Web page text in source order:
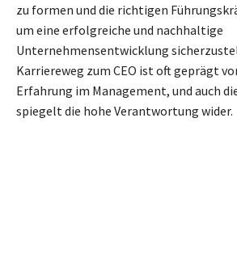
zu formen und die richtigen
um eine erfolgreiche und nachhaltige
Unternehmensentwicklung
Karriereweg zum CEO ist oft geprägt
Erfahrung im Management, und auch
spiegelt die hohe Verantwortung wider.